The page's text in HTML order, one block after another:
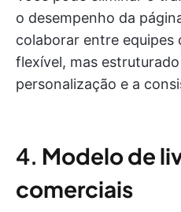
o desempenho da
colaborar entre equipes
flexível, mas
personalização e a
4. Modelo de
comerciais